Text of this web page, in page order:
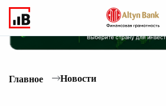
Главное Новости